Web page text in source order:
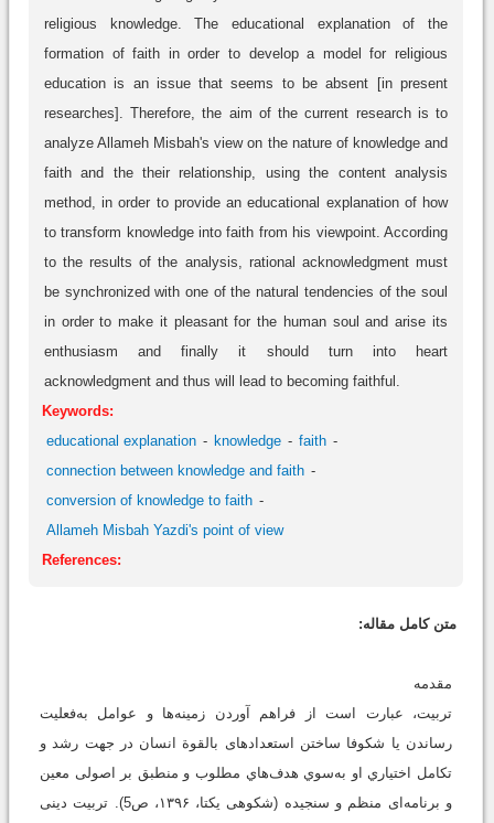
religious knowledge. The educational explanation of the
formation of faith in order to develop a model for religious
education is an issue that seems to be absent [in present
researches]. Therefore, the aim of the current research is to
analyze Allameh Misbah's view on the nature of knowledge and
faith and the their relationship, using the content analysis
method, in order to provide an educational explanation of how
to transform knowledge into faith from his viewpoint. According
to the results of the analysis, rational acknowledgment must
be synchronized with one of the natural tendencies of the soul
in order to make it pleasant for the human soul and arise its
enthusiasm and finally it should turn into heart
acknowledgment and thus will lead to becoming faithful.
Keywords:
educational explanation
knowledge
faith
connection between knowledge and faith
conversion of knowledge to faith
Allameh Misbah Yazdi's point of view
References:
متن کامل مقاله:
مقدمه
تربيت، عبارت است از فراهم آوردن زمينه‌ها و عوامل به‌فعليت
رساندن يا شكوفا ساختن استعدادهاى بالقوة انسان در جهت رشد و
تكامل اختياري او به‌سوي هدف‌هاي مطلوب و منطبق بر اصولى معين
و برنامه‌اى منظم و سنجيده ‏(شکوهی یکتا، ۱۳۹۶، ص5). تربیت دینی